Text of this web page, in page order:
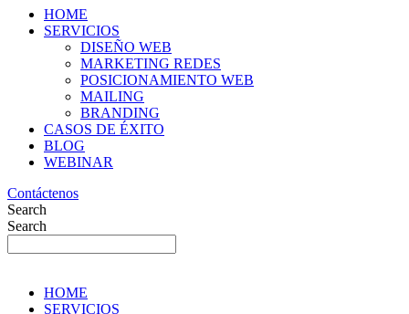
HOME
SERVICIOS
DISEÑO WEB
MARKETING REDES
POSICIONAMIENTO WEB
MAILING
BRANDING
CASOS DE ÉXITO
BLOG
WEBINAR
Contáctenos
Search
Search
HOME
SERVICIOS